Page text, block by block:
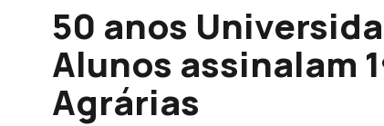
50 anos
Alunos assinalam
Agrárias